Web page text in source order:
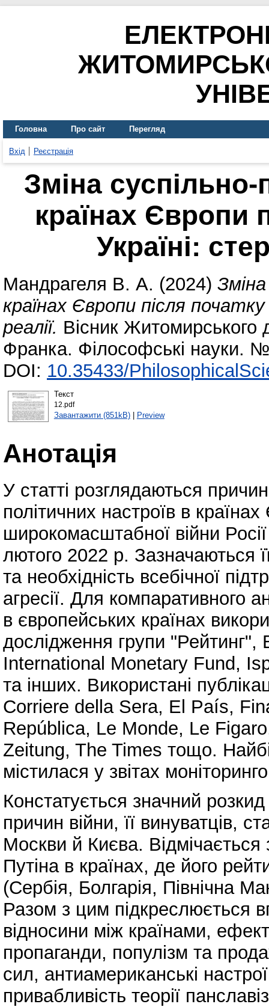
Головна Про сайт Перегляд
Вхід Реєстрація
Зміна суспільно-
країнах Європи
Україні:
Мандрагеля В. А. (2024)
країнах Європи після
реалії. Вісник Житомирського
Франка. Філософські науки.
DOI: 10.35433/
Текст
12.pdf
Завантажити (851kB)| Preview
Анотація
У статті розглядаються
політичних настроїв в
широкомасштабної війни
лютого 2022 р. Зазначаються
та необхідність всебічної
агресії. Для компаративного
в європейських країнах
дослідження групи
International Monetary Fund,
та інших. Використані
Corriere della Sera, El País,
República, Le Monde, Le
Zeitung, The Times тощо.
містилася у звітах
Констатується значний
причин війни, її винуватців,
Москви й Києва.
Путіна в країнах, де його
(Сербія, Болгарія, Північна
Разом з цим підкреслюється
відносини між країнами,
пропаганди, популізм та
сил, антиамериканські
привабливість теорії